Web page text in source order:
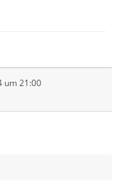
um 21:00